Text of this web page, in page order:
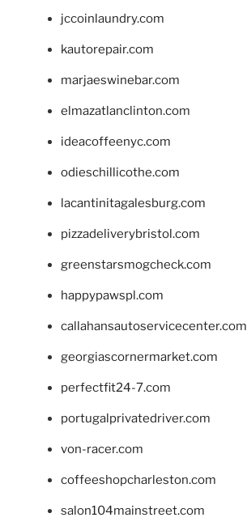
jccoinlaundry.com
kautorepair.com
marjaeswinebar.com
elmazatlanclinton.com
ideacoffeenyc.com
odieschillicothe.com
lacantinitagalesburg.com
pizzadeliverybristol.com
greenstarsmogcheck.com
happypawspl.com
callahansautoservicecenter.com
georgiascornermarket.com
perfectfit24-7.com
portugalprivatedriver.com
von-racer.com
coffeeshopcharleston.com
salon104mainstreet.com